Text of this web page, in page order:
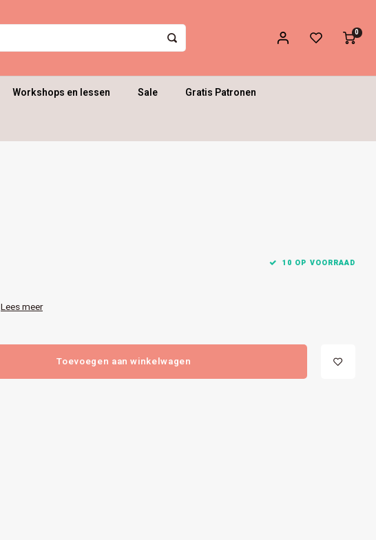
0
Workshops en lessen Sale Gratis Patronen
10 OP VOORRAAD
Lees meer
Toevoegen aan winkelwagen